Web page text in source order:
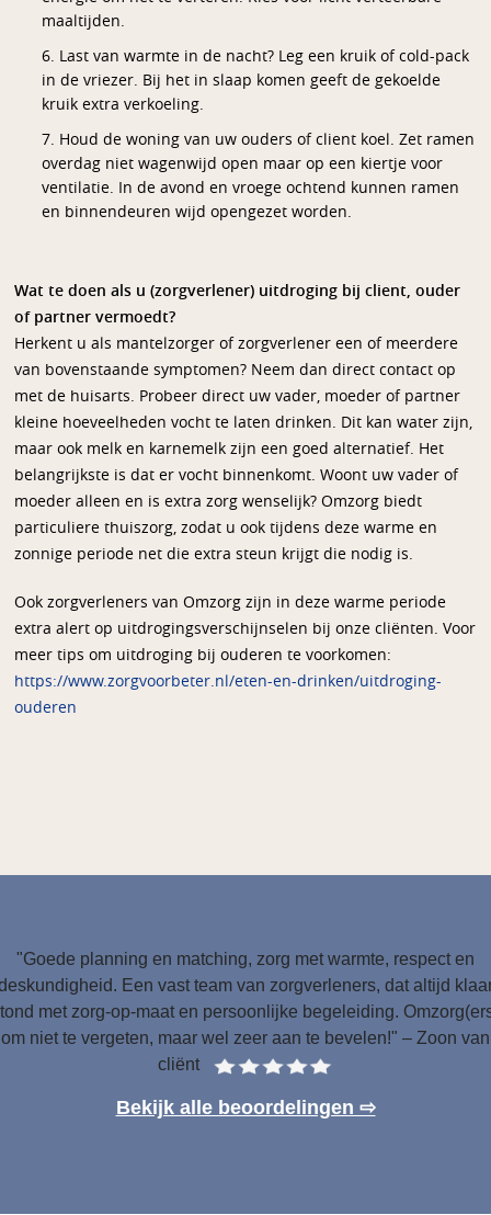
maaltijden.
6. Last van warmte in de nacht? Leg een kruik of cold-pack
in de vriezer. Bij het in slaap komen geeft de gekoelde
kruik extra verkoeling.
7. Houd de woning van uw ouders of client koel. Zet ramen
overdag niet wagenwijd open maar op een kiertje voor
ventilatie. In de avond en vroege ochtend kunnen ramen
en binnendeuren wijd opengezet worden.
Wat te doen als u (zorgverlener) uitdroging bij client, ouder
of partner vermoedt?
Herkent u als mantelzorger of zorgverlener een of meerdere
van bovenstaande symptomen? Neem dan direct contact op
met de huisarts. Probeer direct uw vader, moeder of partner
kleine hoeveelheden vocht te laten drinken. Dit kan water zijn,
maar ook melk en karnemelk zijn een goed alternatief. Het
belangrijkste is dat er vocht binnenkomt. Woont uw vader of
moeder alleen en is extra zorg wenselijk? Omzorg biedt
particuliere thuiszorg, zodat u ook tijdens deze warme en
zonnige periode net die extra steun krijgt die nodig is.
Ook zorgverleners van Omzorg zijn in deze warme periode
extra alert op uitdrogingsverschijnselen bij onze cliënten. Voor
meer tips om uitdroging bij ouderen te voorkomen:
https://www.zorgvoorbeter.nl/eten-en-drinken/uitdroging-
ouderen
"Goede planning en matching, zorg met warmte, respect en
Een vast team van zorgverleners, dat altijd
met zorg-op-maat en persoonlijke begeleiding.
om niet te vergeten, maar wel zeer aan te bevelen!" – Zoon van
cliënt
Bekijk alle beoordelingen ⇨